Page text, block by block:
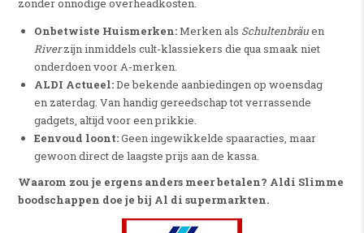
zonder onnodige overheadkosten.
Onbetwiste Huismerken:Merken als Schultenbräuen
Riverzijn inmiddels cult-klassiekers die qua smaak niet
onderdoen voor A-merken.
ALDI Actueel:De bekende aanbiedingen op woensdag
en zaterdag. Van handig gereedschap tot verrassende
gadgets, altijd voor een prikkie.
Eenvoud loont:Geen ingewikkelde spaaracties, maar
gewoon direct de laagste prijs aan de kassa.
Waarom zou je ergens anders meer betalen? Aldi Slimme
boodschappen doe je bij Al di supermarkten.